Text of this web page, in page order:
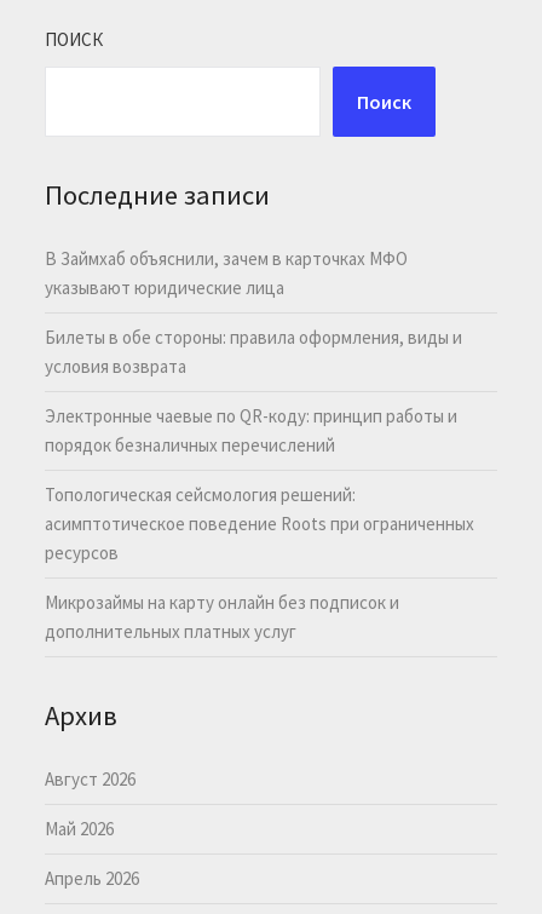
ПОИСК
Поиск
Последние записи
В Займхаб объяснили, зачем в карточках МФО
указывают юридические лица
Билеты в обе стороны: правила оформления, виды и
условия возврата
Электронные чаевые по QR-коду: принцип работы и
порядок безналичных перечислений
Топологическая сейсмология решений:
асимптотическое поведение Roots при ограниченных
ресурсов
Микрозаймы на карту онлайн без подписок и
дополнительных платных услуг
Архив
Август 2026
Май 2026
Апрель 2026